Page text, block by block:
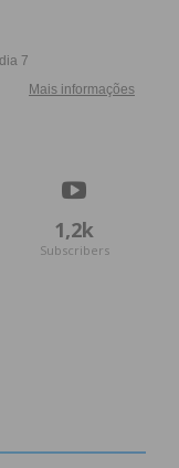
1,2k
Subscribers